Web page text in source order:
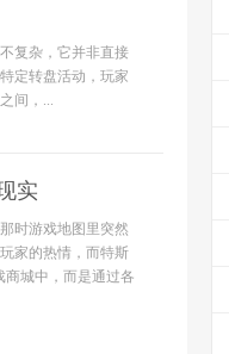
复杂，它并非直接
定转盘活动，玩家
间，...
实
时游戏地图里突然
家的热情，而特斯
商城中，而是通过各